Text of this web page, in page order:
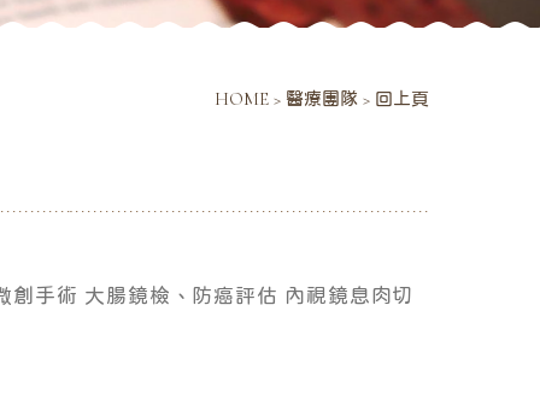
HOME > 醫療團隊 > 回上頁
手術 大腸鏡檢、防癌評估 內視鏡息肉切